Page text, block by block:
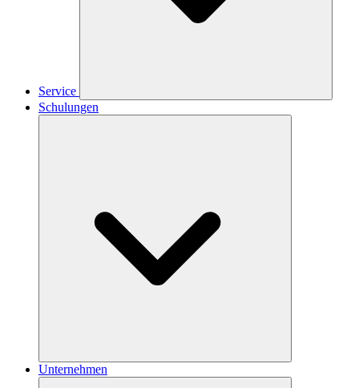
Service
Schulungen
Unternehmen